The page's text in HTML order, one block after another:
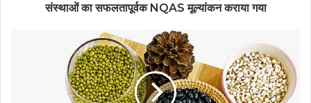
संस्थाओं का सफलतापूर्वक NQAS मूल्यांकन कराया गया